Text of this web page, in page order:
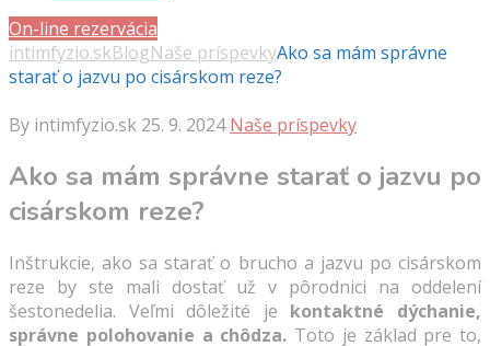
On-line rezervácia
intimfyzio.skBlogNaše príspevkyAko sa mám správne
starať o jazvu po cisárskom reze?
By intimfyzio.sk 25. 9. 2024 Naše príspevky
Ako sa mám správne starať o jazvu po
cisárskom reze?
Inštrukcie, ako sa starať o brucho a jazvu po cisárskom
reze by ste mali dostať už v pôrodnici na oddelení
šestonedelia. Veľmi dôležité je kontaktné dýchanie,
správne polohovanie a chôdza. Toto je základ pre to,